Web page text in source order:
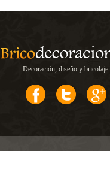
Decoración, diseño y bricolaje.